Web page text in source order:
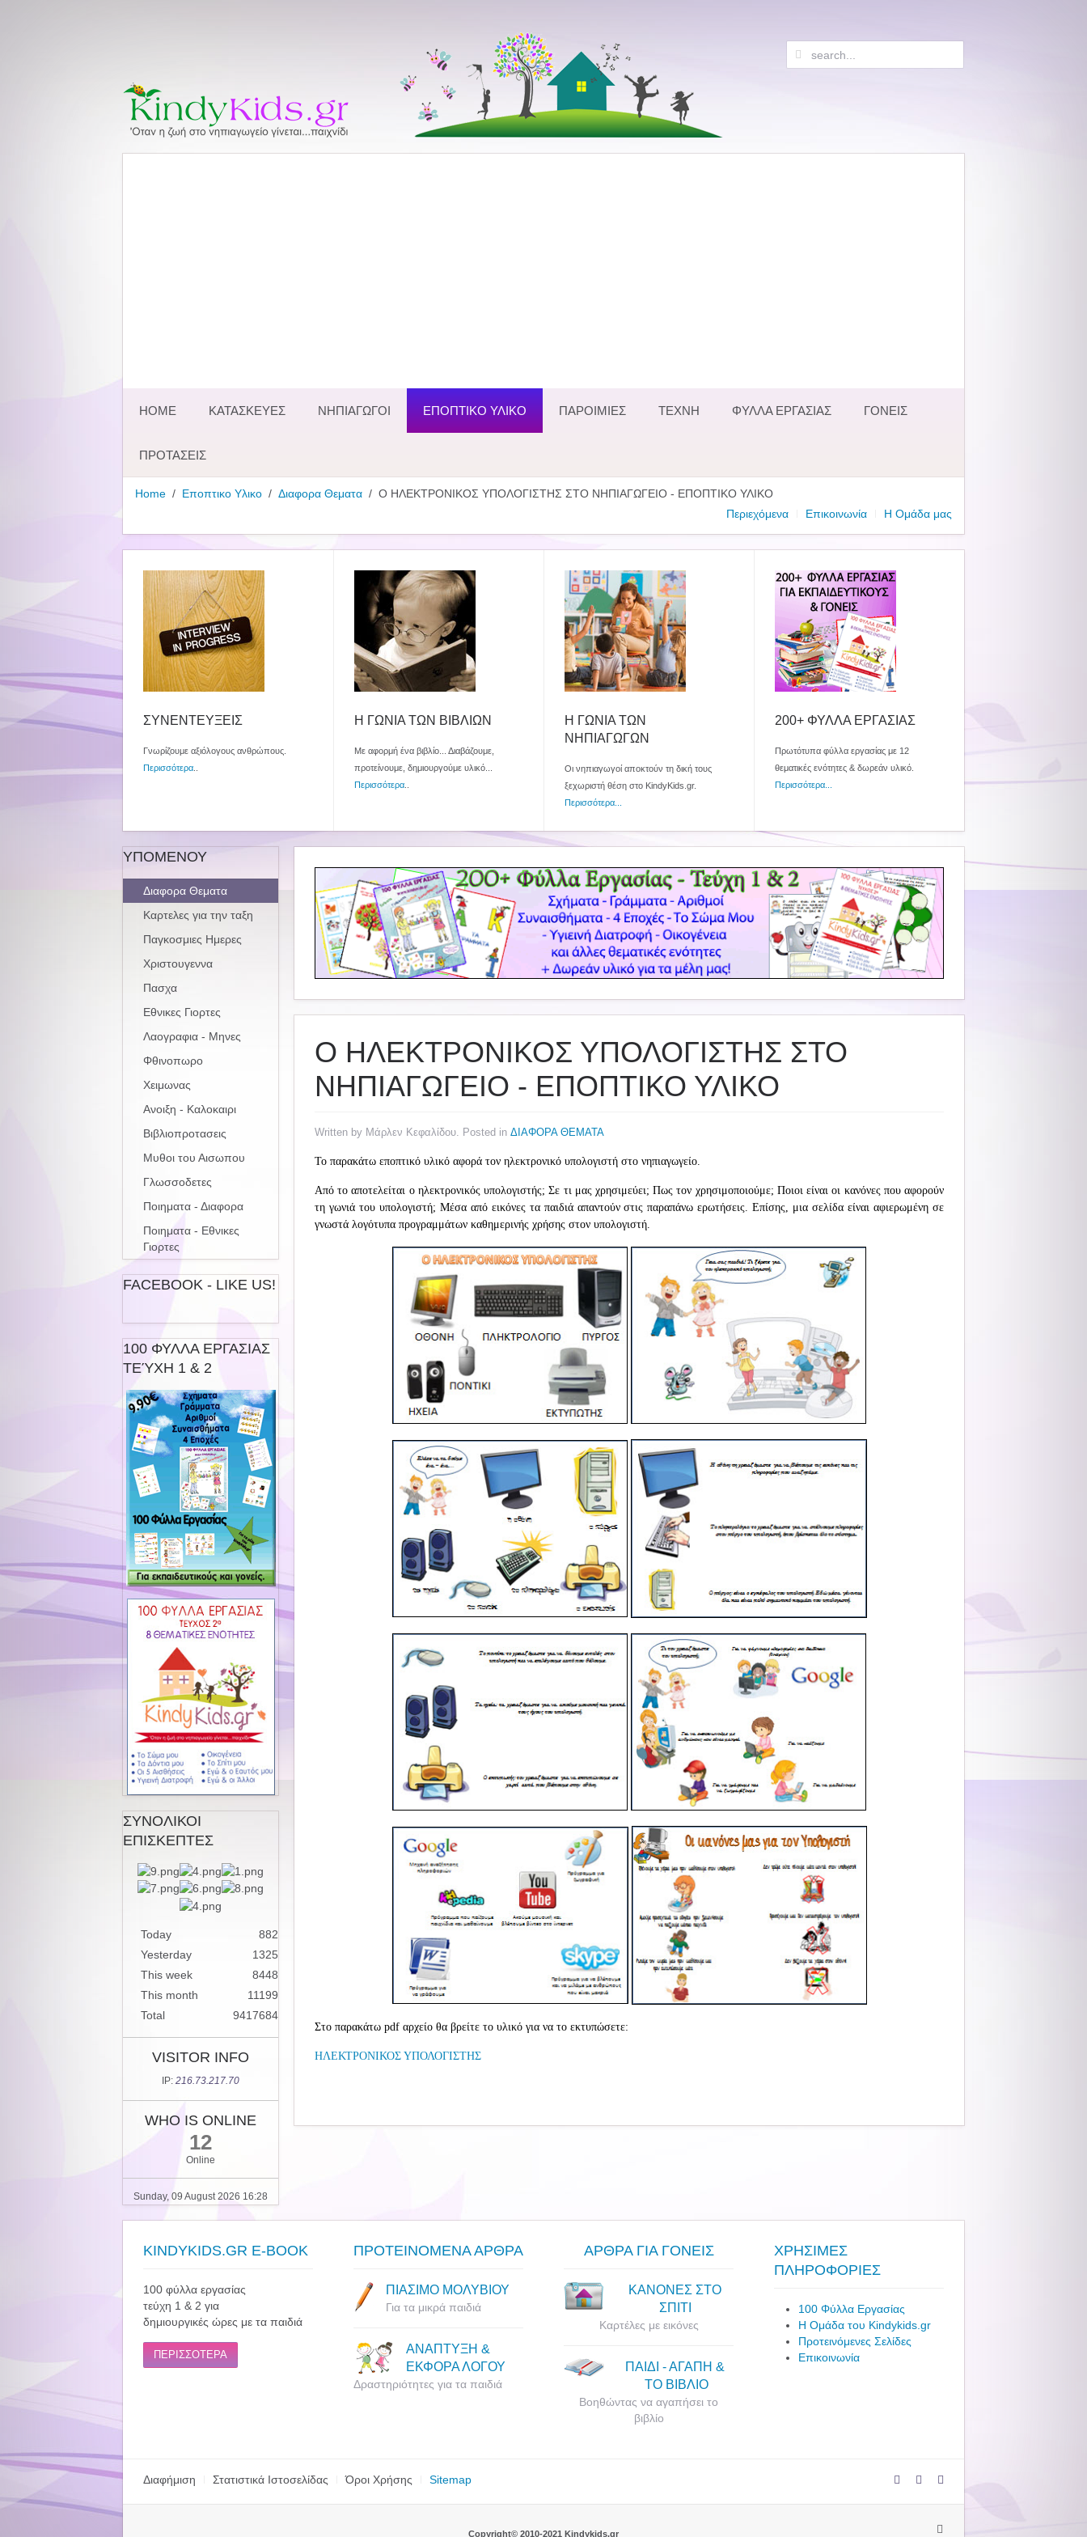
HOME ΚΑΤΑΣΚΕΥΕΣ ΝΗΠΙΑΓΩΓΟΙ ΕΠΟΠΤΙΚΟ ΥΛΙΚΟ ΠΑΡΟΙΜΙΕΣ ΤΕΧΝΗ ΦΥΛΛΑ ΕΡΓΑΣΙΑΣ ΓΟΝΕΙΣ
ΠΡΟΤΑΣΕΙΣ
Home Εποπτικο Υλικο Διαφορα Θεματα
Ο ΗΛΕΚΤΡΟΝΙΚΟΣ ΥΠΟΛΟΓΙΣΤΗΣ ΣΤΟ ΝΗΠΙΑΓΩΓΕΙΟ - ΕΠΟΠΤΙΚΟ ΥΛΙΚΟ
Περιεχόμενα
Επικοινωνία Η Ομάδα μας
ΣΥΝΕΝΤΕΥΞΕΙΣ
Γνωρίζουμε αξιόλογους ανθρώπους.
Περισσότερα
Η ΓΩΝΙΑ ΤΩΝ ΒΙΒΛΙΩΝ
Με αφορμή ένα βιβλίο... Διαβάζουμε,
προτείνουμε, δημιουργούμε υλικό...
Περισσότερα
Η ΓΩΝΙΑ ΤΩΝ
ΝΗΠΙΑΓΩΓΩΝ
Οι νηπιαγωγοί αποκτούν τη δική τους
ξεχωριστή θέση στο KindyKids.gr.
Περισσότερα...
200+ ΦΥΛΛΑ ΕΡΓΑΣΙΑΣ
Πρωτότυπα φύλλα εργασίας με 12
θεματικές ενότητες & δωρεάν υλικό.
Περισσότερα...
Ο ΗΛΕΚΤΡΟΝΙΚΟΣ ΥΠΟΛΟΓΙΣΤΗΣ ΣΤΟ
ΝΗΠΙΑΓΩΓΕΙΟ - ΕΠΟΠΤΙΚΟ ΥΛΙΚΟ
Written by Μάρλεν Κεφαλίδου. Posted in ΔΙΑΦΟΡΑ ΘΕΜΑΤΑ
Το παρακάτω εποπτικό υλικό αφορά τον ηλεκτρονικό υπολογιστή στο νηπιαγωγείο.
Από το αποτελείται ο ηλεκτρονικός υπολογιστής; Σε τι μας χρησιμεύει; Πως τον χρησιμοποιούμε; Ποιοι είναι οι κανόνες που αφορούν
τη γωνιά του υπολογιστή; Μέσα από εικόνες τα παιδιά απαντούν στις παραπάνω ερωτήσεις. Επίσης, μια σελίδα είναι αφιερωμένη σε
γνωστά λογότυπα προγραμμάτων καθημερινής χρήσης στον υπολογιστή.
Στο παρακάτω pdf αρχείο θα βρείτε το υλικό για να το εκτυπώσετε:
ΗΛΕΚΤΡΟΝΙΚΟΣ ΥΠΟΛΟΓΙΣΤΗΣ
ΥΠΟΜΕΝΟΥ
Διαφορα Θεματα
Καρτελες για την ταξη
Παγκοσμιες Ημερες
Χριστουγεννα
Πασχα
Εθνικες Γιορτες
Λαογραφια - Μηνες
Φθινοπωρο
Χειμωνας
Ανοιξη - Καλοκαιρι
Βιβλιοπροτασεις
Μυθοι του Αισωπου
Γλωσσοδετες
Ποιηματα - Διαφορα
Ποιηματα - Εθνικες
Γιορτες
FACEBOOK - LIKE US!
100 ΦΥΛΛΑ ΕΡΓΑΣΙΑΣ
ΤΕΎΧΗ 1 & 2
ΣΥΝΟΛΙΚΟΙ
ΕΠΙΣΚΕΠΤΕΣ
Today
882
Yesterday
1325
This week
8448
This month
11199
Total
9417684
VISITOR INFO
IP: 216.73.217.70
WHO IS ONLINE
12
Online
Sunday, 09 August 2026 16:28
KINDYKIDS.GR E-BOOK
100 φύλλα εργασίας
τεύχη 1 & 2 για
δημιουργικές ώρες με τα παιδιά
ΠΕΡΙΣΣΟΤΕΡΑ
ΠΡΟΤΕΙΝΟΜΕΝΑ ΑΡΘΡΑ
ΠΙΑΣΙΜΟ ΜΟΛΥΒΙΟΥ
Για τα μικρά παιδιά
ΑΝΑΠΤΥΞΗ &
ΕΚΦΟΡΑ ΛΟΓΟΥ
Δραστηριότητες για τα παιδιά
ΑΡΘΡΑ ΓΙΑ ΓΟΝΕΙΣ
ΚΑΝΟΝΕΣ ΣΤΟ
ΣΠΙΤΙ
Καρτέλες με εικόνες
ΠΑΙΔΙ - ΑΓΑΠΗ &
ΤΟ ΒΙΒΛΙΟ
Βοηθώντας να αγαπήσει το
βιβλίο
ΧΡΗΣΙΜΕΣ
ΠΛΗΡΟΦΟΡΙΕΣ
100 Φύλλα Εργασίας
Η Ομάδα του Kindykids.gr
Προτεινόμενες Σελίδες
Επικοινωνία
Διαφήμιση Στατιστικά Ιστοσελίδας Όροι Χρήσης Sitemap
Copyright© 2010-2021 Kindykids.gr